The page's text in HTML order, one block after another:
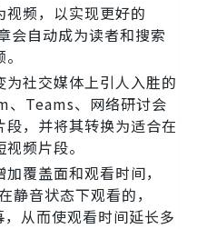
视频，以实现更好的
会自动成为读者和搜索
社交媒体上引人入胜的
、Teams、网络研讨会
，并将其转换为适合在
频片段。
覆盖面和观看时间，
音状态下观看的，
从而使观看时间延长多